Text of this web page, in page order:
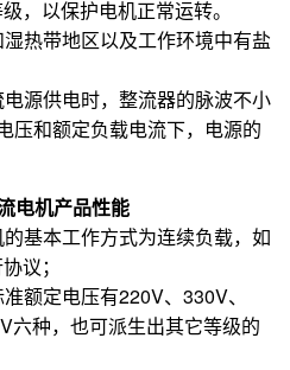
，以保护电机正常运转。
热带地区以及工作环境中有盐
源供电时，整流器的脉波不小
压和额定负载电流下，电源的
电机产品性能
基本工作方式为连续负载，如
议；
额定电压有220V、330V、
六种，也可派生出其它等级的